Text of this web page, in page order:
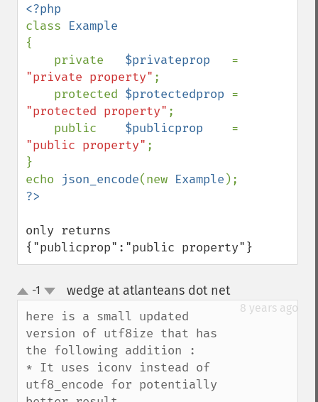
class
{
    private
$privateprop
"private property" ;
    protected
$protectedprop
"protected property" ;
    public
$publicprop
"public property" ;
}
echo json_encode(new Example
only returns
{"publicprop":"public property"}
up
down
-1 wedge at atlanteans dot net¶
8 years ago
here is a small updated
version of utf8ize that has
the following addition :
* It uses iconv instead of
utf8_encode for potentially